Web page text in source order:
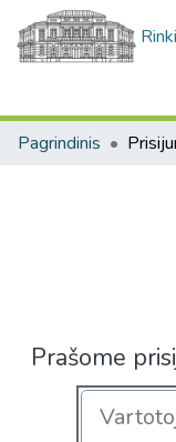
Pagrindinis
Prašome